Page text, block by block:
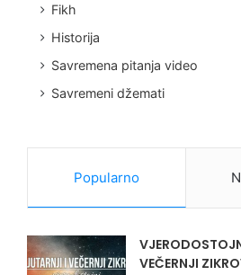
Fikh
Historija
Savremena pitanja video
Savremeni džemati
Popularno
VEČERNJI